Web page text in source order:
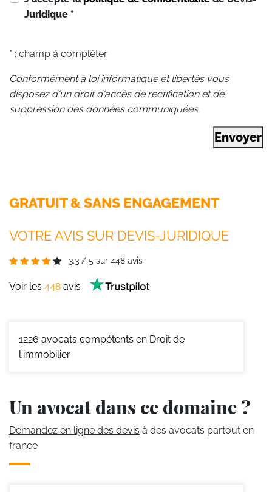
Juridique *
* : champ à compléter
Conformément à loi informatique et libertés vous
disposez d'un droit d'accès de rectification et de
suppression des données communiquées.
Envoyer
GRATUIT & SANS ENGAGEMENT
VOTRE AVIS SUR DEVIS-JURIDIQUE
3.3 / 5 sur 448 avis
Voir les 448 avis
1226 avocats compétents en Droit de
l'immobilier
Un avocat dans ce domaine ?
Demandez en ligne des devis à des avocats partout en
france